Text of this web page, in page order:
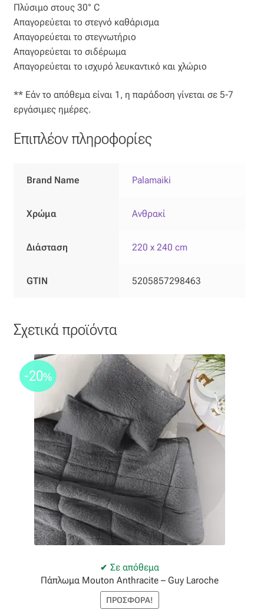
Οργάντζα τσαλακωτή
Σενίλ
Ταφτάς μεταξωτός
Τρεβίρα
Υφαντό
Φιλ-κουπέ
Φλάμα
Ψάθα
Όροι Χρήσης
ΠΙΣΤΟΠΟΙΗΣΕΙΣ ΧΑΛΙΩΝ COLORE COLORI
Πληρωμές
Ραντεβού
Ταμείο
Πλύσιμο στους 30° C
Απαγορεύεται το στεγνό καθάρισμα
Απαγορεύεται το στεγνωτήριο
Απαγορεύεται το σιδέρωμα
Απαγορεύεται το ισχυρό λευκαντικό και χλώριο
** Εάν το απόθεμα είναι 1, η παράδοση γίνεται σε 5-7
εργάσιμες ημέρες.
Επιπλέον πληροφορίες
Brand Name Palamaiki
Χρώμα Ανθρακί
Διάσταση 220 x 240 cm
GTIN 5205857298463
Σχετικά προϊόντα
Σε απόθεμα
-20%
Πάπλωμα Mouton Anthracite – Guy Laroche
ΠΡΟΣΦΟΡΆ!